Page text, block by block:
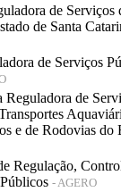
de Serviços
de Santa
de Serviços
de
e de Rodovias do
Regulação,
- AGERO